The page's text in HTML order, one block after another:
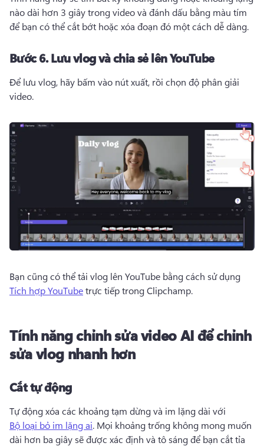
nào dài hơn 3 giây trong video và đánh dấu bằng màu tím
để bạn có thể cắt bớt hoặc xóa đoạn đó một cách dễ dàng.
Bước 6.Lưu vlog và chia sẻ lên YouTube
Để lưu vlog, hãy bấm vào nút xuất, rồi chọn độ phân giải
video.
Bạn cũng có thể tải vlog lên YouTube bằng cách sử dụng
Tích hợp YouTube trực tiếp trong Clipchamp.
Tính năng chỉnh sửa video AI để chỉnh
sửa vlog nhanh hơn
Cắt tự động
Tự động xóa các khoảng tạm dừng và im lặng dài với
Bộ loại bỏ im lặng ai. Mọi khoảng trống không mong muốn
dài hơn ba giây sẽ được xác định và tô sáng để bạn cắt tỉa